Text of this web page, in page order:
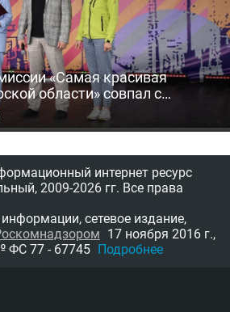
«Самая красивая
области» совпал с
поселка Уршельский
интернет ресурс
2009-2026 гг. Все права
сетевое издание,
17 ноября 2016 г.,
ФС 77 - 67745 Подробнее